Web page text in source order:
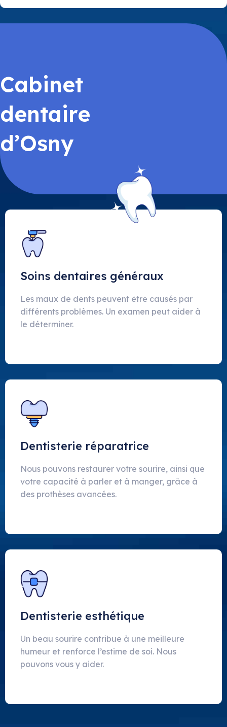
Cabinet
dentaire
d’Osny
Soins dentaires généraux
Les maux de dents peuvent être causés par
différents problèmes. Un examen peut aider à
le déterminer.
Dentisterie réparatrice
Nous pouvons restaurer votre sourire, ainsi que
votre capacité à parler et à manger, grâce à
des prothèses avancées.
Dentisterie esthétique
Un beau sourire contribue à une meilleure
humeur et renforce l’estime de soi. Nous
pouvons vous y aider.